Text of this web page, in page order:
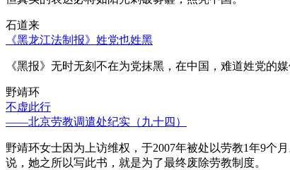
石道来
《黑龙江法制报》姓党也姓黑
《黑报》无时无刻不在为党抹黑，在中国，难道姓党的
野靖环
不虚此行
——北京劳教调遣处纪实（九十四）
野靖环女士因为上访维权，于2007年被处以劳教1年9个
说，她之所以写此书，就是为了最终废除劳教制度。